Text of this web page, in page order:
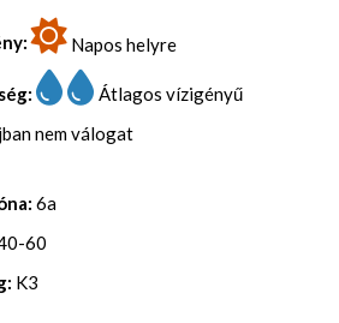
Napos helyre
Átlagos vízigényű
nem válogat
6a
60
K3